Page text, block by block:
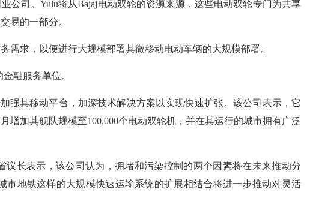
公司。Yulu将从Bajaj电动双轮的资源来源，这些电动双轮专门为共享
易的一部分。
需求，以便进行大规模部署其微移动电动车辆的大规模部署。
融服务单位。
强其移动平台，加深技术解决方案以实现快速扩张。该公司表示，它
增加其舰队规模至100,000个电动双轮机，并在其运行的城市拥有广泛
议长表示，该公司认为，拥堵和污染控制的两个因素将在未来推动分
市地铁这样的大规模快速运输系统的扩展相结合将进一步推动对灵活